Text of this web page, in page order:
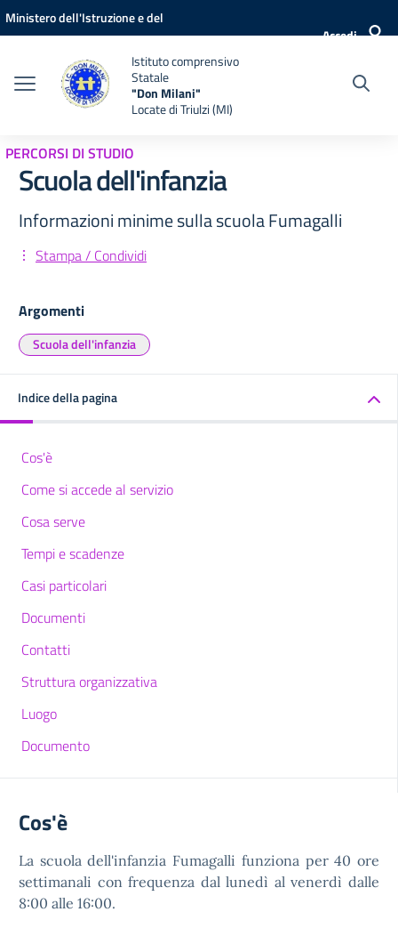
Vai ai contenuti
Vai al menu di navigazione
Vai al footer
Ministero dell'Istruzione e del
Accedi
Istituto comprensivo
Statale
"Don Milani"
Locate di Triulzi (MI)
PERCORSI DI STUDIO
Scuola dell'infanzia
Informazioni minime sulla scuola Fumagalli
Stampa / Condividi
Argomenti
Scuola dell'infanzia
Indice della pagina
Cos'è
Come si accede al servizio
Cosa serve
Tempi e scadenze
Casi particolari
Documenti
Contatti
Struttura organizzativa
Luogo
Documento
Cos'è
La scuola dell'infanzia Fumagalli funziona per 40 ore
settimanali con frequenza dal lunedì al venerdì dalle
8:00 alle 16:00.